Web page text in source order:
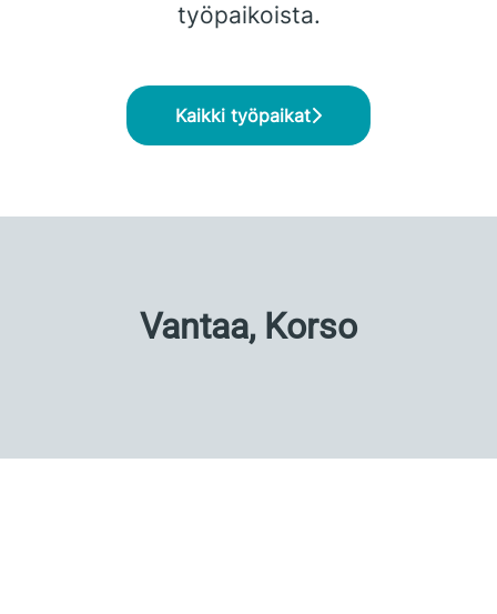
työpaikoista.
Kaikki työpaikat
Vantaa, Korso